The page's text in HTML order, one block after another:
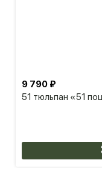
51 тюльпан «51
9 790 ₽